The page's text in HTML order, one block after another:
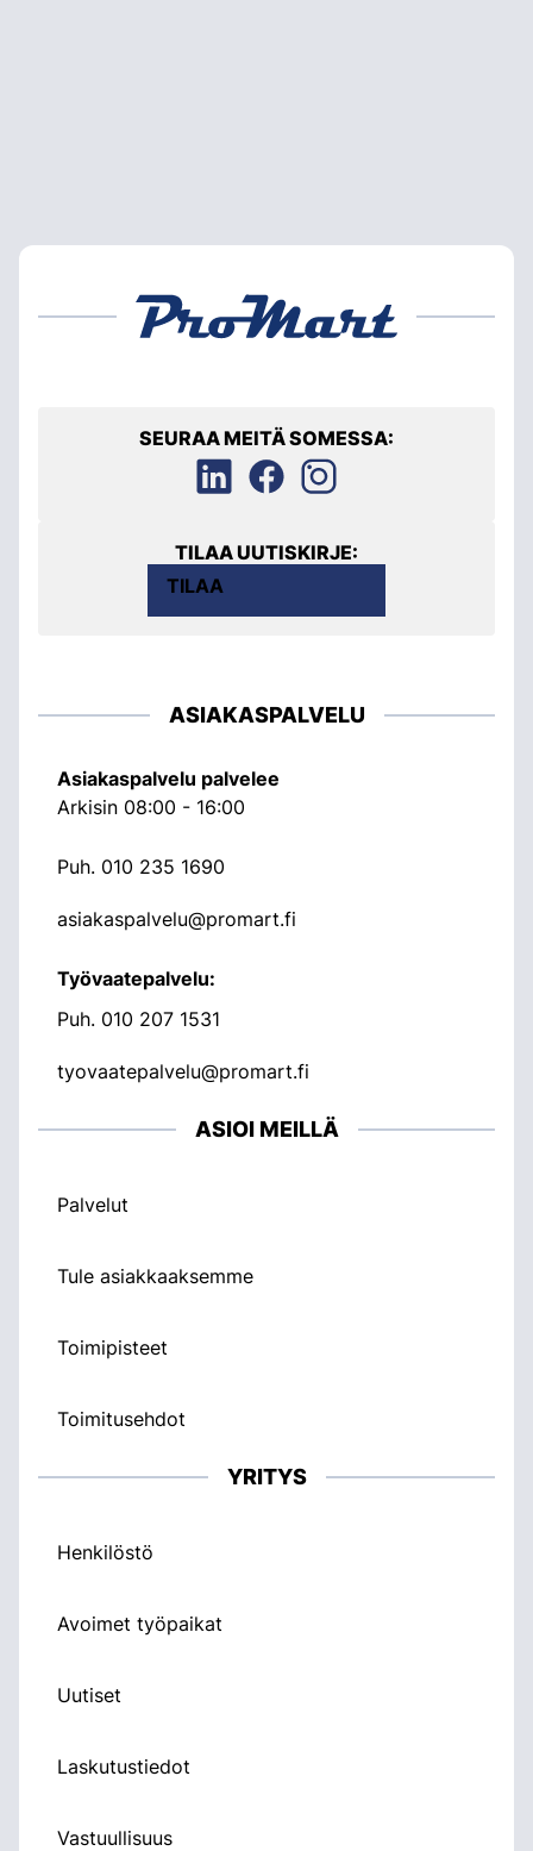
SEURAA MEITÄ SOMESSA:
TILAA UUTISKIRJE:
TILAA
ASIAKASPALVELU
Asiakaspalvelu palvelee
Arkisin 08:00 - 16:00
Puh. 010 235 1690
asiakaspalvelu@promart.fi
Työvaatepalvelu:
Puh. 010 207 1531
tyovaatepalvelu@promart.fi
ASIOI MEILLÄ
Palvelut
Tule asiakkaaksemme
Toimipisteet
Toimitusehdot
YRITYS
Henkilöstö
Avoimet työpaikat
Uutiset
Laskutustiedot
Vastuullisuus